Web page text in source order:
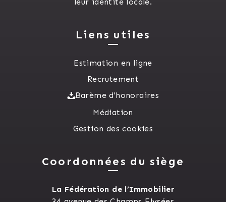
Liens utiles
Estimation en ligne
Recrutement
Barème d'honoraires
Médiation
Gestion des cookies
Coordonnées du siège
La Fédération de l’Immobilier